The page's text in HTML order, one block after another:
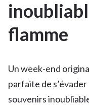
flamme
Un week-end
parfaite de
souvenirs